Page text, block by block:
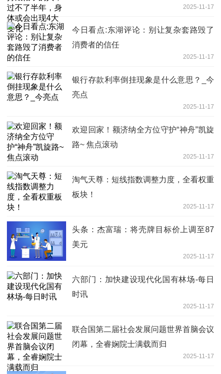
2025-11-17
今日看点:东湖评论：别让复杂套路毁了
消费者的信任
2025-11-17
银行存款利率倒挂现象是什么意思？_今
亮点
2025-11-17
欢迎回家！额济纳全方位守护“神舟”凯旋
路~ 焦点滚动
2025-11-17
淘气天尊：短线指数调整力度，全看权重
板块！
2025-11-17
头条：杰富瑞：将壳牌目标价上调至87
美元
2025-11-17
六部门：加快建设现代化国有林场-每日
时讯
2025-11-17
联合国第二届社会发展问题世界首脑会议
闭幕，全睿娴院士满载而归
2025-11-17